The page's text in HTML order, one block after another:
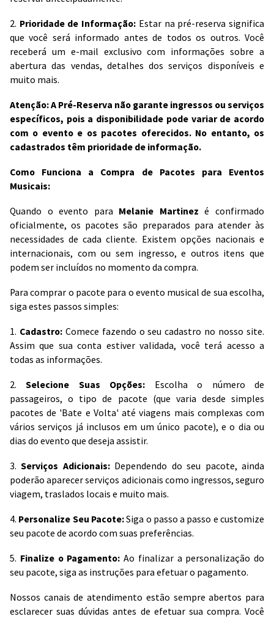
2. Prioridade de Informação: Estar na pré-reserva significa
que você será informado antes de todos os outros. Você
receberá um e-mail exclusivo com informações sobre a
abertura das vendas, detalhes dos serviços disponíveis e
muito mais.
Atenção: A Pré-Reserva não garante ingressos ou serviços
específicos, pois a disponibilidade pode variar de acordo
com o evento e os pacotes oferecidos. No entanto, os
cadastrados têm prioridade de informação.
Como Funciona a Compra de Pacotes para Eventos
Musicais:
Quando o evento para Melanie Martinez é confirmado
oficialmente, os pacotes são preparados para atender às
necessidades de cada cliente. Existem opções nacionais e
internacionais, com ou sem ingresso, e outros itens que
podem ser incluídos no momento da compra.
Para comprar o pacote para o evento musical de sua escolha,
siga estes passos simples:
1. Cadastro:Comece fazendo o seu cadastro no nosso site.
Assim que sua conta estiver validada, você terá acesso a
todas as informações.
2.Selecione Suas Opções: Escolha o número de
passageiros, o tipo de pacote (que varia desde simples
pacotes de 'Bate e Volta' até viagens mais complexas com
vários serviços já inclusos em um único pacote), e o dia ou
dias do evento que deseja assistir.
3.Serviços Adicionais:Dependendo do seu pacote, ainda
poderão aparecer serviços adicionais como ingressos, seguro
viagem, traslados locais e muito mais.
4. Personalize Seu Pacote:Siga o passo a passo e customize
seu pacote de acordo com suas preferências.
5. Finalize o Pagamento: Ao finalizar a personalização do
seu pacote, siga as instruções para efetuar o pagamento.
Nossos canais de atendimento estão sempre abertos para
esclarecer suas dúvidas antes de efetuar sua compra. Você